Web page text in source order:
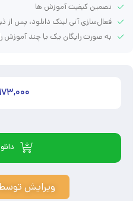
تضمین کیفیت آموزش ها
فعال‌سازی آنی لینک دانلود، پس از
به صورت رایگان یک یا چند آموزش
173,000
ویرایش